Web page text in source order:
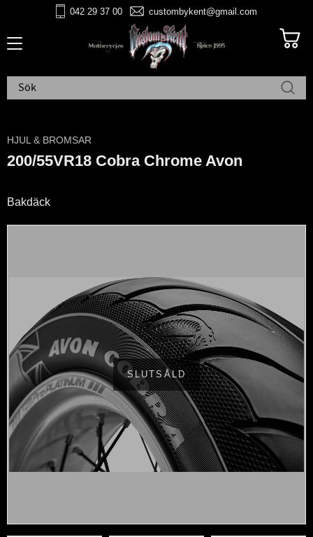
042 29 37 00 custombykent@gmail.com
HJUL & BROMSAR
200/55VR18 Cobra Chrome Avon
Bakdäck
SLUTSÅLD